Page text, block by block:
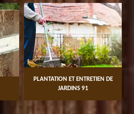
PLANTATION ET ENTRETIEN DE
JARDINS 91